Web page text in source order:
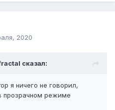
2020
сказал:
я ничего не говорил,
прозрачном режиме